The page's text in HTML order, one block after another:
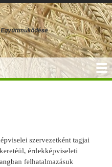
Ugrás
a
tartalomra
Együttműködése
szervezetként tagjai
érdekképviseleti
felhatalmazásuk